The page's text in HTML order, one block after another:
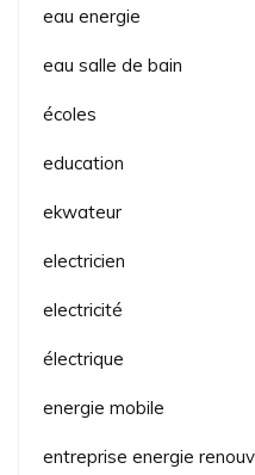
eau energie
eau salle de bain
écoles
education
ekwateur
electricien
electricité
électrique
energie mobile
entreprise energie